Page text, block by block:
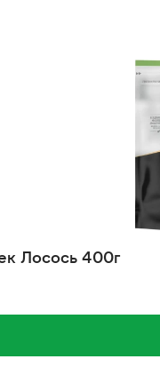
Лосось 400г